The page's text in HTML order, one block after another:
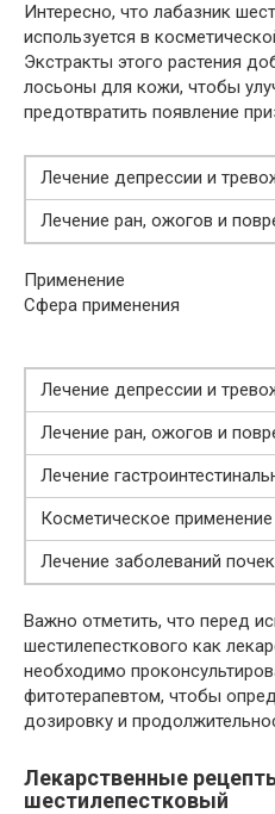
Интересно, что лабазник
используется в
Экстракты этого растения
лосьоны для кожи, чтобы
предотвратить появление
Лечение депрессии и
Лечение ран, ожогов и
Применение
Сфера применения
Лечение депрессии и
Лечение ран, ожогов и
Лечение
Косметическое применение
Лечение заболеваний
Важно отметить, что перед
шестилепесткового как
необходимо
фитотерапевтом, чтобы
дозировку и
Лекарственные
шестилепестковый